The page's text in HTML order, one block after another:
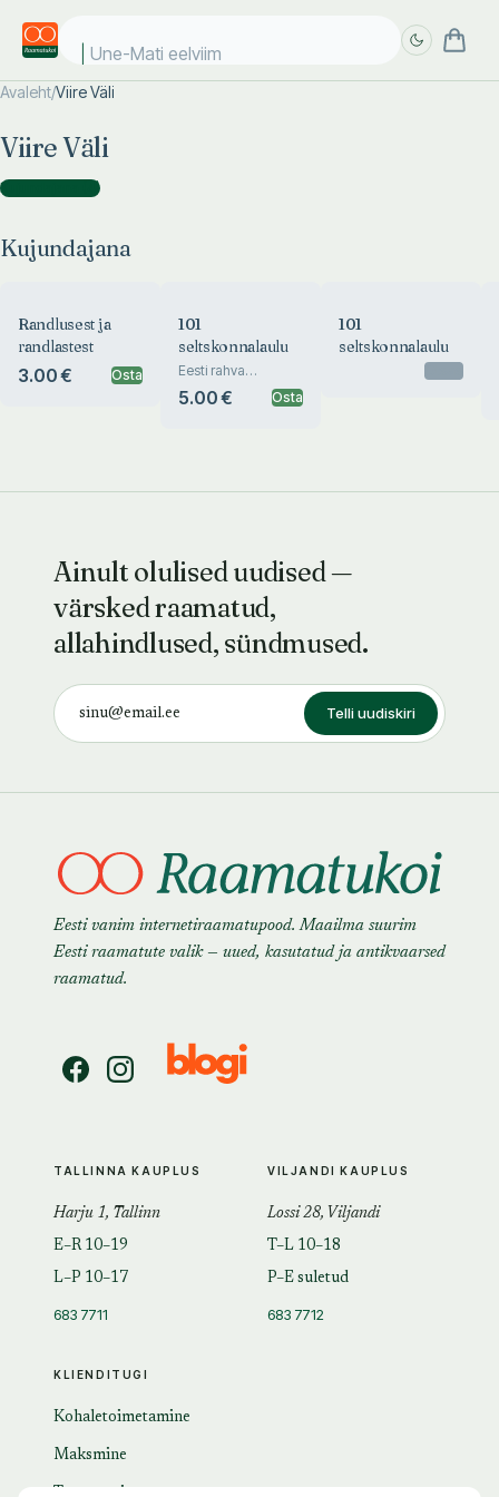
Une-Mati eelviim
Avaleht/Viire Väli
Viire Väli
Kujundajana )
Kujundajana
Randlusest ja
randlastest
3.00 € Osta
101
seltskonnalaulu
Eesti rahva
lemmikud.
Parvepoisid
5.00 € Osta
101
seltskonnalaulu
Ainult olulised uudised —
värsked raamatud,
allahindlused, sündmused.
Telli uudiskiri
Eesti vanim internetiraamatupood. Maailma suurim
Eesti raamatute valik — uued, kasutatud ja antikvaarsed
raamatud.
KLIENDITUGI
Kohaletoimetamine
Maksmine
TALLINNA KAUPLUS
Harju 1, Tallinn
E–R 10–19
L–P 10–17
683 7711
VILJANDI KAUPLUS
Lossi 28, Viljandi
T–L 10–18
P–E suletud
683 7712